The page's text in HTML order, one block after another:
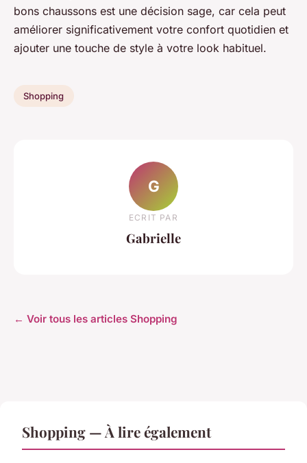
bons chaussons est une décision sage, car cela peut
améliorer significativement votre confort quotidien et
ajouter une touche de style à votre look habituel.
Shopping
G
ECRIT PAR
Gabrielle
← Voir tous les articles Shopping
Shopping — À lire également